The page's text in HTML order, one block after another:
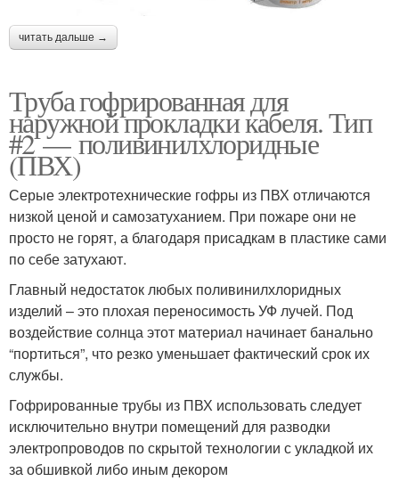
читать дальше →
Труба гофрированная для
наружной прокладки кабеля. Тип
#2 — поливинилхлоридные
(ПВХ)
Серые электротехнические гофры из ПВХ отличаются
низкой ценой и самозатуханием. При пожаре они не
просто не горят, а благодаря присадкам в пластике сами
по себе затухают.
Главный недостаток любых поливинилхлоридных
изделий – это плохая переносимость УФ лучей. Под
воздействие солнца этот материал начинает банально
“портиться”, что резко уменьшает фактический срок их
службы.
Гофрированные трубы из ПВХ использовать следует
исключительно внутри помещений для разводки
электропроводов по скрытой технологии с укладкой их
за обшивкой либо иным декором